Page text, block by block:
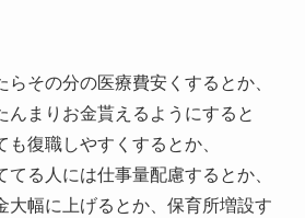
その分の医療費安くするとか、
んまりお金貰えるようにすると
復職しやすくするとか、
る人には仕事量配慮するとか、
大幅に上げるとか、保育所増設す